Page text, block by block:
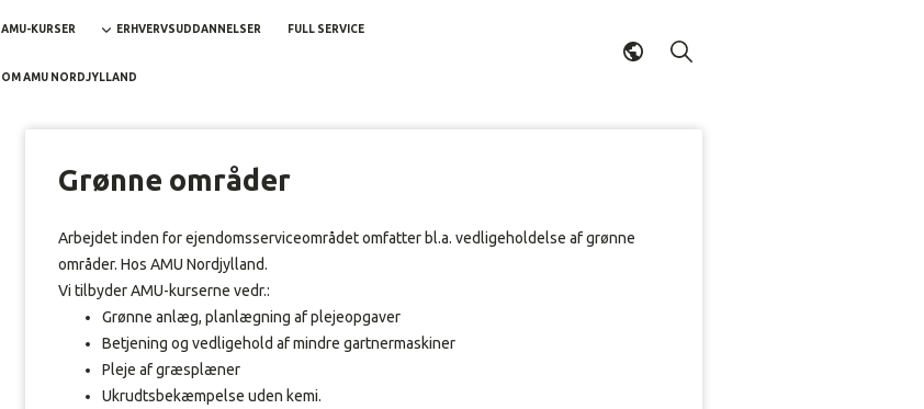
AMU-KURSER ERHVERVSUDDANNELSER FULL SERVICE
OM AMU NORDJYLLAND
Grønne områder
Arbejdet inden for ejendomsserviceområdet omfatter bl.a. vedligeholdelse af grønne
områder. Hos AMU Nordjylland.
Vi tilbyder AMU-kurserne vedr.:
Grønne anlæg, planlægning af plejeopgaver
Betjening og vedligehold af mindre gartnermaskiner
Pleje af græsplæner
Ukrudtsbekæmpelse uden kemi.